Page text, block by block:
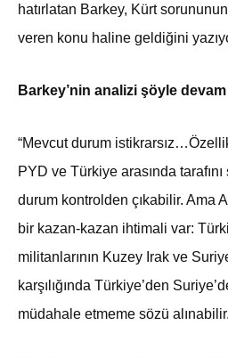
hatırlatan Barkey, Kürt
veren konu haline geldiğini
Barkey’nin analizi şöyle
“Mevcut durum
PYD ve Türkiye arasında
durum kontrolden çıkabilir. Ama
bir kazan-kazan ihtimali var:
militanlarının Kuzey Irak ve
karşılığında Türkiye’den
müdahale etmeme sözü alınabilir.